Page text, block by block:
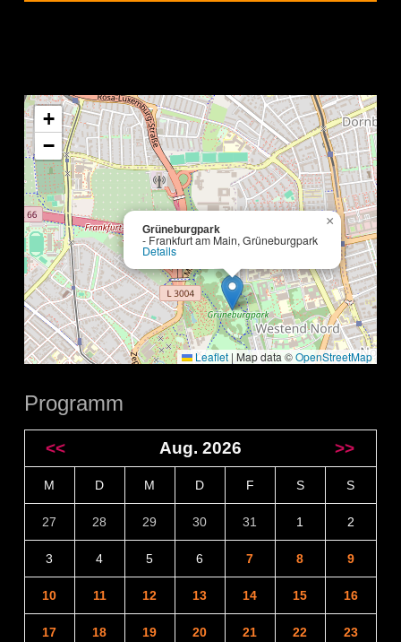
Grüneburgpark
- Frankfurt am Main, Grüneburgpark
Details
×
+
−
Leaflet | Map data ©OpenStreetMap
Programm
<< Aug. 2026 >>
M D M D F S S
27 28 29 30 31 1 2
3 4 5 6 7 8 9
10 11 12 13 14 15 16
17 18 19 20 21 22 23